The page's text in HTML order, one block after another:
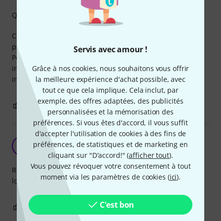
Servis avec amour !
Grâce à nos cookies, nous souhaitons vous offrir
la meilleure expérience d'achat possible, avec
tout ce que cela implique. Cela inclut, par
exemple, des offres adaptées, des publicités
personnalisées et la mémorisation des
préférences. Si vous êtes d'accord, il vous suffit
d'accepter l'utilisation de cookies à des fins de
préférences, de statistiques et de marketing en
cliquant sur "D'accord!" (afficher tout).
Vous pouvez révoquer votre consentement à tout
moment via les paramètres de cookies (ici).
C'est bon
Câble utilisé en SPDIF pour la TV vers un DAC, aucun
problème, 3m de longueur.
Pour la soudure dans le RCA c'est sans problème, le câble
inspire confiance, il résiste également aux attaque
intempestives des chats...
Qualité de fabrication
0 SIGNALER L'ÉVALUATION
très bien
sorn 13.07.2017
Rien à redire de ce câble. Je l'utilise en SPDIF sur une
longueur de 3 mètre et je n'ai pas de problèmes.
SIGNALER L'ÉVALUATION